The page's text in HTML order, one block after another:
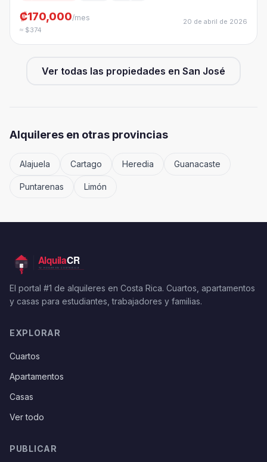
₡170,000/mes
≈ $374
20 de abril de 2026
Ver todas las propiedades en San José
Alquileres en otras provincias
Alajuela Cartago Heredia Guanacaste
Puntarenas Limón
El portal #1 de alquileres en Costa Rica. Cuartos, apartamentos
y casas para estudiantes, trabajadores y familias.
EXPLORAR
Cuartos
Apartamentos
Casas
Ver todo
PUBLICAR